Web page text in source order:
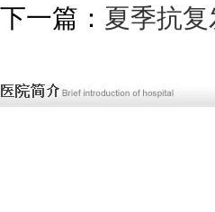
下一篇： 夏季抗